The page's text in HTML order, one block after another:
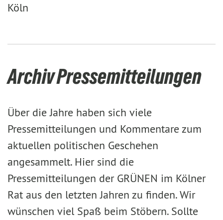
Köln
Archiv Pressemitteilungen
Über die Jahre haben sich viele
Pressemitteilungen und Kommentare zum
aktuellen politischen Geschehen
angesammelt. Hier sind die
Pressemitteilungen der GRÜNEN im Kölner
Rat aus den letzten Jahren zu finden. Wir
wünschen viel Spaß beim Stöbern. Sollte